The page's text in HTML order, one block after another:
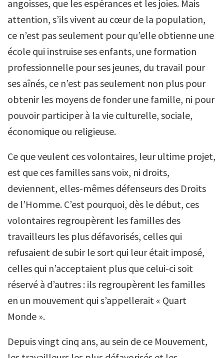
angoisses, que les espérances et les joies. Mais
attention, s’ils vivent au cœur de la population,
ce n’est pas seulement pour qu’elle obtienne une
école qui instruise ses enfants, une formation
professionnelle pour ses jeunes, du travail pour
ses aînés, ce n’est pas seulement non plus pour
obtenir les moyens de fonder une famille, ni pour
pouvoir participer à la vie culturelle, sociale,
économique ou religieuse.
Ce que veulent ces volontaires, leur ultime projet,
est que ces familles sans voix, ni droits,
deviennent, elles-mêmes défenseurs des Droits
de l’Homme. C’est pourquoi, dès le début, ces
volontaires regroupèrent les familles des
travailleurs les plus défavorisés, celles qui
refusaient de subir le sort qui leur était imposé,
celles qui n’acceptaient plus que celui-ci soit
réservé à d’autres : ils regroupèrent les familles
en un mouvement qui s’appellerait « Quart
Monde ».
Depuis vingt cinq ans, au sein de ce Mouvement,